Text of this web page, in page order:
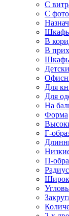
С
С
В
В
Для
Для
На
Форма
Г-
П-